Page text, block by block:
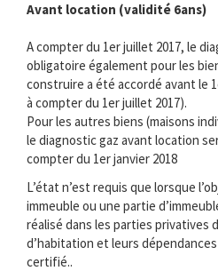
Avant location (validité 6ans)
A compter du 1er juillet 2017, le
obligatoire également pour les
construire a été accordé avant le
à compter du 1er juillet 2017).
Pour les autres biens (maisons
le diagnostic gaz avant location
compter du 1er janvier 2018
L’état n’est requis que lorsque
immeuble ou une partie
réalisé dans les parties privatives
d’habitation et leurs
certifié..